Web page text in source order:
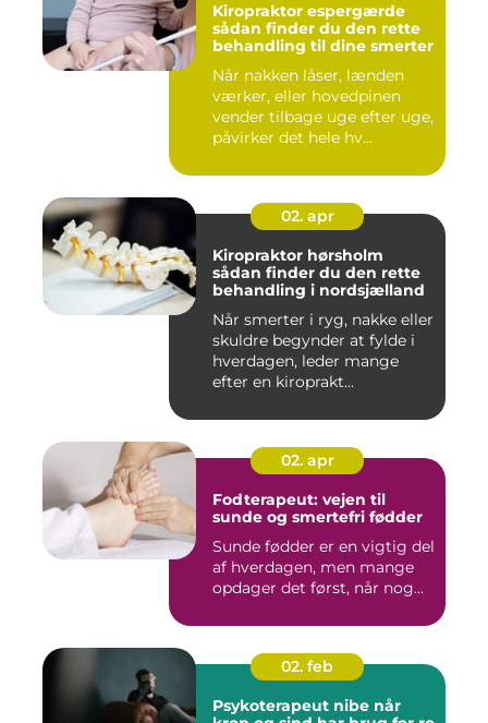
Kiropraktor espergærde
sådan finder du den rette
behandling til dine smerter
Når nakken låser, lænden
værker, eller hovedpinen
vender tilbage uge efter uge,
påvirker det hele hv...
02. apr
Kiropraktor hørsholm
sådan finder du den rette
behandling i nordsjælland
Når smerter i ryg, nakke eller
skuldre begynder at fylde i
hverdagen, leder mange
efter en kiroprakt...
02. apr
Fodterapeut: vejen til
sunde og smertefri fødder
Sunde fødder er en vigtig del
af hverdagen, men mange
opdager det først, når nog...
02. feb
Psykoterapeut nibe når